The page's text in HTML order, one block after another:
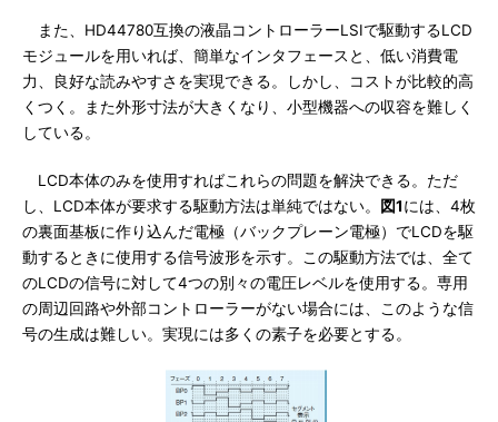
また、HD44780互換の液晶コントローラーLSIで駆動するLCD
モジュールを用いれば、簡単なインタフェースと、低い消費電
力、良好な読みやすさを実現できる。しかし、コストが比較的高
くつく。また外形寸法が大きくなり、小型機器への収容を難しく
している。
LCD本体のみを使用すればこれらの問題を解決できる。ただ
し、LCD本体が要求する駆動方法は単純ではない。
図1には、4枚
の裏面基板に作り込んだ電極（バックプレーン電極）でLCDを駆
動するときに使用する信号波形を示す。この駆動方法では、全て
のLCDの信号に対して4つの別々の電圧レベルを使用する。専用
の周辺回路や外部コントローラーがない場合には、このような信
号の生成は難しい。実現には多くの素子を必要とする。